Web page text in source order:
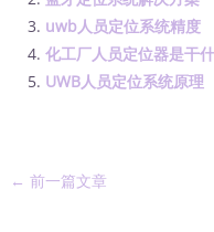
uwb人员定位系统精度
化工厂人员定位器是干
UWB人员定位系统原理
← 前一篇文章